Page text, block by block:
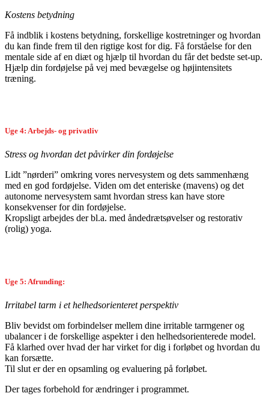
Kostens betydning
Få indblik i kostens betydning, forskellige kostretninger og hvordan
du kan finde frem til den rigtige kost for dig. Få forståelse for den
mentale side af en diæt og hjælp til hvordan du får det bedste set-up.
Hjælp din fordøjelse på vej med bevægelse og højintensitets
træning.
Uge 4: Arbejds- og privatliv
Stress og hvordan det påvirker din fordøjelse
Lidt ”nørderi” omkring vores nervesystem og dets sammenhæng
med en god fordøjelse. Viden om det enteriske (mavens) og det
autonome nervesystem samt hvordan stress kan have store
konsekvenser for din fordøjelse.
Kropsligt arbejdes der bl.a. med åndedrætsøvelser og restorativ
(rolig) yoga.
Uge 5: Afrunding:
Irritabel tarm i et helhedsorienteret perspektiv
Bliv bevidst om forbindelser mellem dine irritable tarmgener og
ubalancer i de forskellige aspekter i den helhedsorienterede model.
Få klarhed over hvad der har virket for dig i forløbet og hvordan du
kan forsætte.
Til slut er der en opsamling og evaluering på forløbet.
Der tages forbehold for ændringer i programmet.